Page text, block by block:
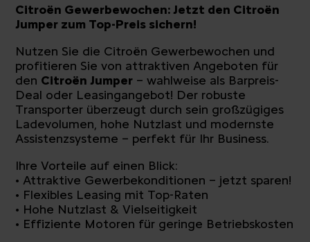
Citroën Gewerbewochen: Jetzt den Citroën
Jumper zum Top-Preis sichern!
Nutzen Sie die Citroën Gewerbewochen und
profitieren Sie von attraktiven Angeboten für
den Citroën Jumper – wahlweise als Barpreis-
Deal oder Leasingangebot! Der robuste
Transporter überzeugt durch sein großzügiges
Ladevolumen, hohe Nutzlast und modernste
Assistenzsysteme – perfekt für Ihr Business.
Ihre Vorteile auf einen Blick:
• Attraktive Gewerbekonditionen – jetzt sparen!
• Flexibles Leasing mit Top-Raten
• Hohe Nutzlast & Vielseitigkeit
• Effiziente Motoren für geringe Betriebskosten